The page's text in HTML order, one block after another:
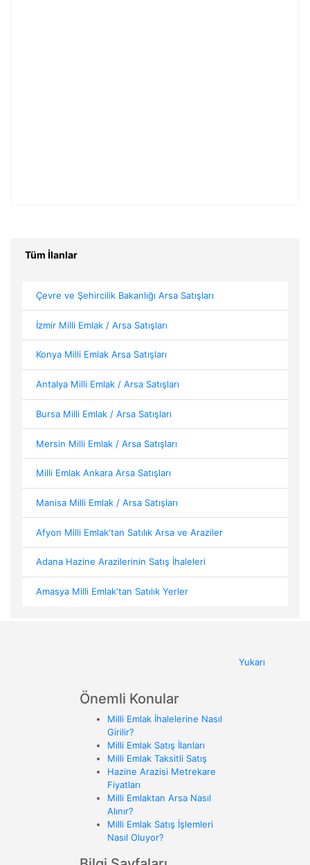
Tüm İlanlar
Çevre ve Şehircilik Bakanlığı Arsa Satışları
İzmir Milli Emlak / Arsa Satışları
Konya Milli Emlak Arsa Satışları
Antalya Milli Emlak / Arsa Satışları
Bursa Milli Emlak / Arsa Satışları
Mersin Milli Emlak / Arsa Satışları
Milli Emlak Ankara Arsa Satışları
Manisa Milli Emlak / Arsa Satışları
Afyon Milli Emlak'tan Satılık Arsa ve Araziler
Adana Hazine Arazilerinin Satış İhaleleri
Amasya Milli Emlak'tan Satılık Yerler
Yukarı
Önemli Konular
Milli Emlak İhalelerine Nasıl
Girilir?
Milli Emlak Satış İlanları
Milli Emlak Taksitli Satış
Hazine Arazisi Metrekare
Fiyatları
Milli Emlaktan Arsa Nasıl
Alınır?
Milli Emlak Satış İşlemleri
Nasıl Oluyor?